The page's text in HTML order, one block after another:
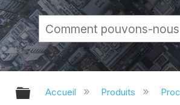
Développer/réduire
Accueil Produits